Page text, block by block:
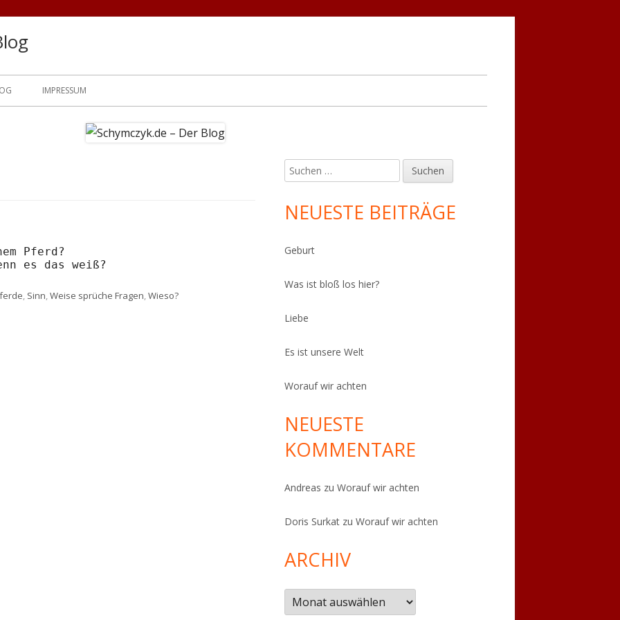
IMPRESSUM
Pferd?
, Sinn,Weise sprüche Fragen,Wieso?
Haupt-
Seitenleiste
Suchen
nach:
NEUESTE BEITRÄGE
Geburt
Was ist bloß los hier?
Liebe
Es ist unsere Welt
Worauf wir achten
NEUESTE
KOMMENTARE
Andreas zuWorauf wir achten
Doris Surkat zuWorauf wir achten
ARCHIV
Archiv